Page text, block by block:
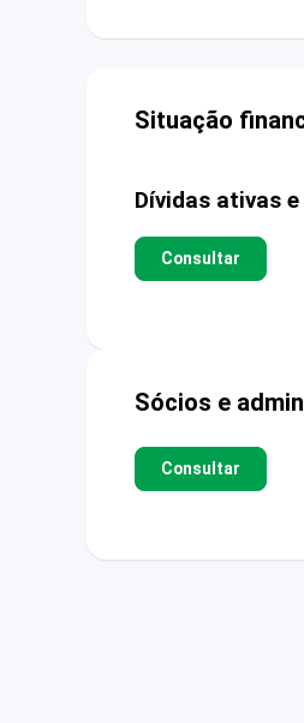
Situação
Dívidas ativas
Consultar
Sócios e
Consultar